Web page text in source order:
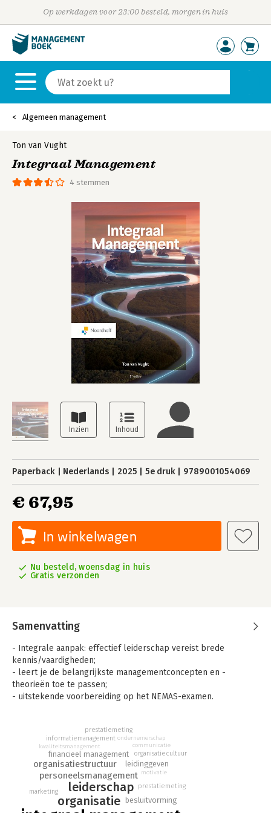
Op werkdagen voor 23:00 besteld, morgen in huis
Algemeen management
4 stemmen
Ton van Vught
Integraal Management
Paperback Nederlands 2025 5e druk 9789001054069
€ 67,95
In winkelwagen
Nu besteld, woensdag in huis
Gratis verzonden
Samenvatting
- Integrale aanpak: effectief leiderschap vereist brede
kennis/vaardigheden;
- leert je de belangrijkste managementconcepten en -
theorieën toe te passen;
- uitstekende voorbereiding op het NEMAS-examen.
biedt studenten de perfecte theoretische basis om als
manager aan de slag te kunnen gaan. Het boek is bovendien de
optimale voorbereiding op het NEMAS-examen Middle
Management.
Effectief leiderschap vereist brede kennis en vaardigheden op
diverse gebieden. Daarom behandelt Integraal Management
uiteenlopende managementdisciplines, waaronder:
organisatie
leiderschap
personeelsmanagement
organisatiestructuur
besluitvorming
financieel management
leidinggeven
prestatiemeting
kwaliteitsmanagement
motivatie
marketing
informatiemanagement
prestatiemeting
ondernemerschap
organisatiecultuur
communicatie